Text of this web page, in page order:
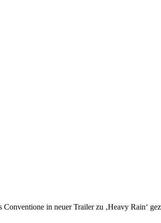
in neuer Trailer zu ‚Heavy Rain‘